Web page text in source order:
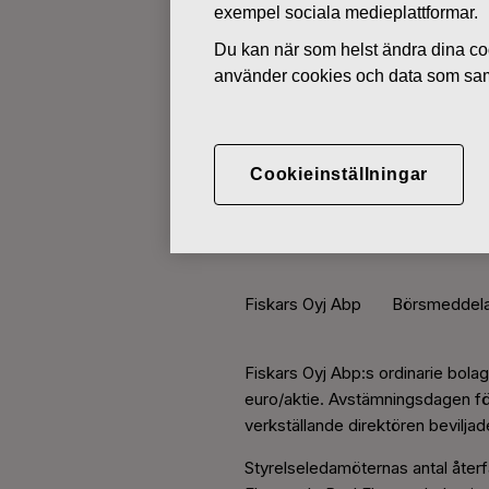
Beslut vid
Fiskars Oyj Abp
Fiskars Oyj Abp:s ordinarie
euro/aktie. Avstämningsdagen
verkställande direktören
Styrelseledamöternas antal
exempel sociala medieplattformar.
Du kan när som helst ändra dina
använder cookies och data som
Cookieinställningar